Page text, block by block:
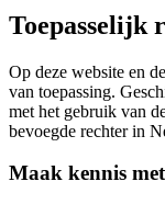
Toepasselijk
Op deze website en
van toepassing.
met het gebruik van
bevoegde rechter in
Maak kennis